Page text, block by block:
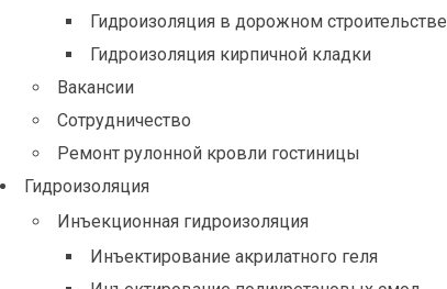
Гидроизоляция в дорожном строительстве
Гидроизоляция кирпичной кладки
Вакансии
Сотрудничество
Ремонт рулонной кровли гостиницы
Гидроизоляция
Инъекционная гидроизоляция
Инъектирование акрилатного геля